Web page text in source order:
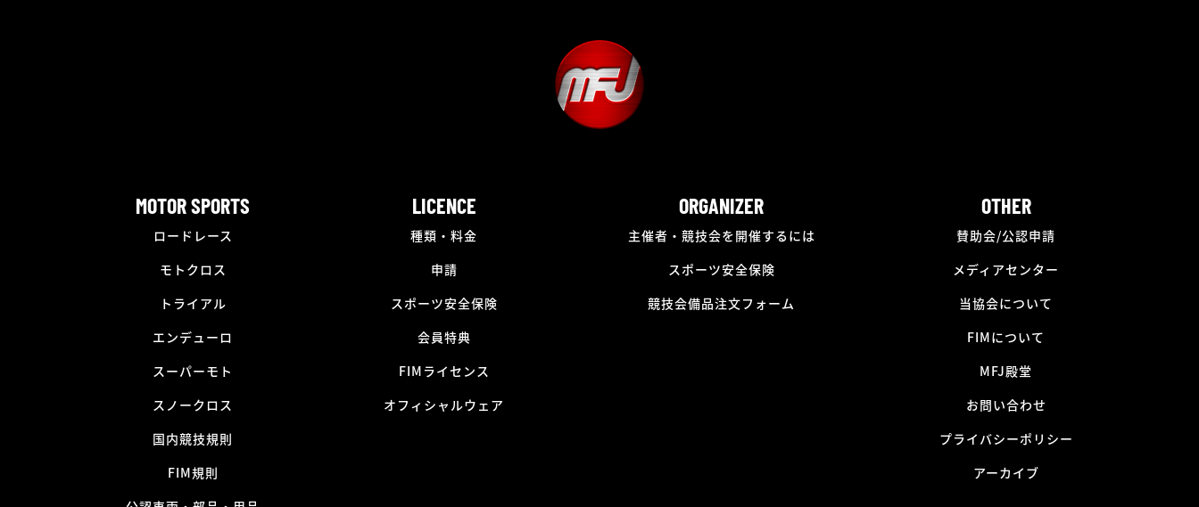
MOTOR SPORTS
ロードレース
モトクロス
トライアル
エンデューロ
スーパーモト
スノークロス
国内競技規則
FIM規則
LICENCE
種類・料金
申請
スポーツ安全保険
会員特典
FIMライセンス
オフィシャルウェア
ORGANIZER
主催者・競技会を開催するには
スポーツ安全保険
競技会備品注文フォーム
OTHER
賛助会/公認申請
メディアセンター
当協会について
FIMについて
MFJ殿堂
お問い合わせ
プライバシーポリシー
アーカイブ